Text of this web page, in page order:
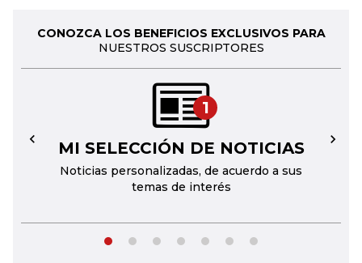
CONOZCA LOS BENEFICIOS EXCLUSIVOS PARA
NUESTROS SUSCRIPTORES
1
MI SELECCIÓN DE NOTICIAS
Noticias personalizadas, de acuerdo a sus
temas de interés
← →